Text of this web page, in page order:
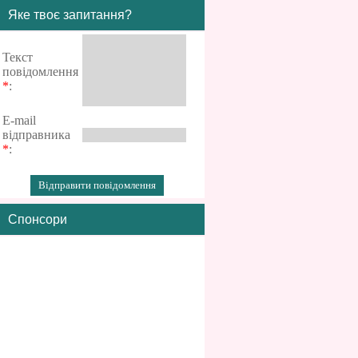
Яке твоє запитання?
Текст
повідомлення
*:
E-mail
відправника
*:
Спонсори